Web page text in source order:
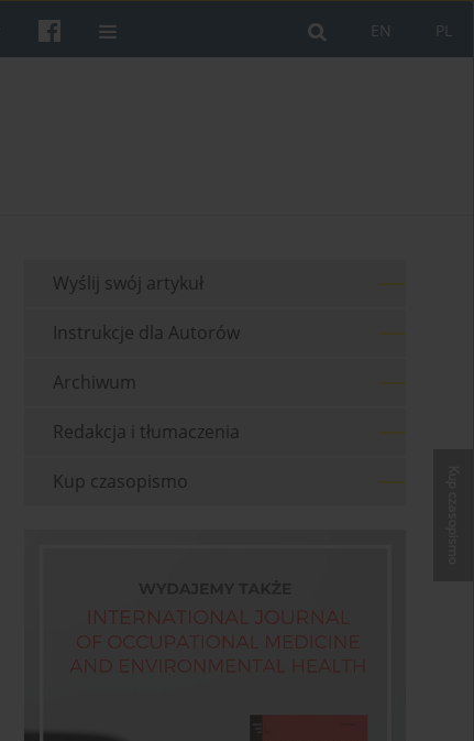
PL
EN
Wyślij swój artykuł
Instrukcje dla Autorów
Archiwum
Redakcja i tłumaczenia
Kup czasopismo